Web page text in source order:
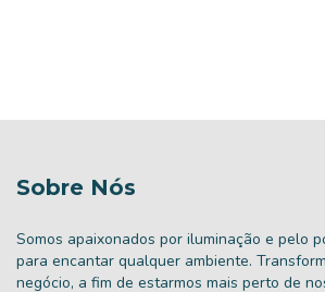
Sobre Nós
Somos apaixonados por iluminação e pelo
para encantar qualquer ambiente.
negócio, a fim de estarmos mais perto de